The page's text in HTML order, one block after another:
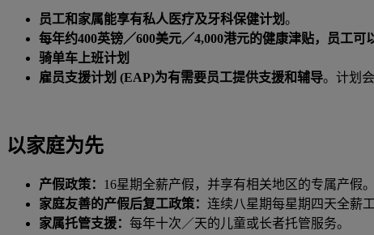
员工和家属能享有私人医疗及牙科保健计划 。
每年约400英镑／600美元／4,000港元的健康津贴，员工
骑单车上班计划
雇员支援计划 (EAP)为有需要员工提供支援和辅导。计划
以家庭为先
产假政策： 16星期全薪产假，并享有相关地区的专属产假。
家庭友善的产假后复工政策： 连续八星期每星期四天全薪工
家属托管支援： 每年十次／天的儿童或长者托管服务。